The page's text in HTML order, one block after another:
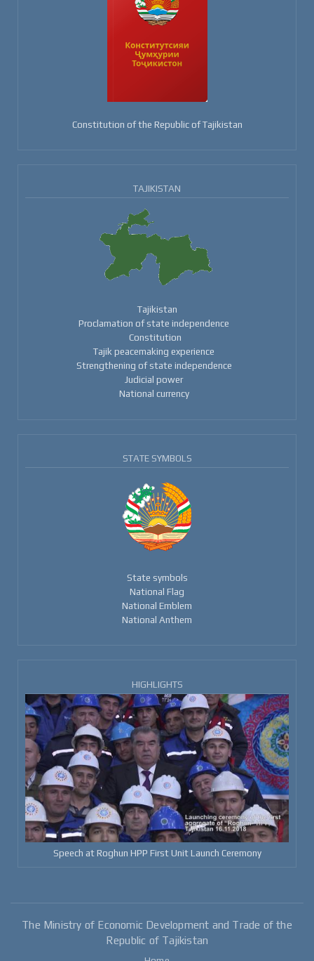
Constitution of the Republic of Tajikistan
TAJIKISTAN
Tajikistan
Proclamation of state independence
Constitution
Tajik peacemaking experience
Strengthening of state independence
Judicial power
National currency
STATE SYMBOLS
State symbols
National Flag
National Emblem
National Anthem
HIGHLIGHTS
Speech at Roghun HPP First Unit Launch Ceremony
The Ministry of Economic Development and Trade of the
Republic of Tajikistan